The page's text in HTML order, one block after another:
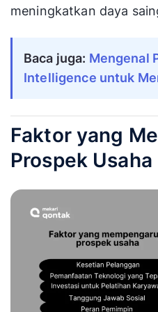
meningkatkan daya
Baca juga: Mengenal
Intelligence untuk
Faktor yang
Prospek Usaha